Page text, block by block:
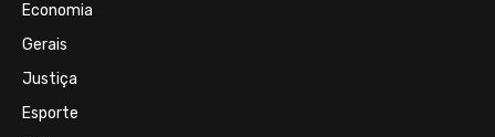
Economia
Gerais
Justiça
Esporte